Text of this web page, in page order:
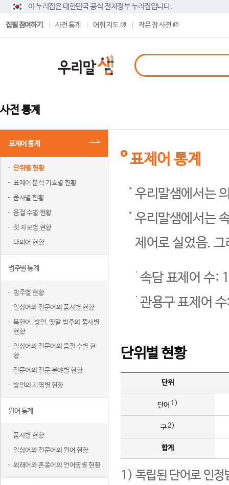
이 누리집은 대한민국 공식 전자정부 누리집입니다.
집필 참여하기 사전 통계 어휘 지도 작은 창 사전
사전 통계
표제어 통계
단위별 현황
표제어 분석 기호별 현황
품사별 현황
음절 수별 현황
첫 자모별 현황
다의어 현황
범주별 통계
범주별 현황
일상어와 전문어의 품사별 현황
북한어, 방언, 옛말 범주의 품사별
현황
일상어와 전문어의 음절 수별 현
황
전문어의 전문 분야별 현황
방언의 지역별 현황
원어 통계
품사별 현황
일상어와 전문어의 원어 현황
외래어와 혼종어의 언어명별 현황
표제어 통계
우리말샘에서는
우리말샘에서는
제어로 실었음.
속담 표제어 수:
관용구 표제어
단위별 현황
단위
단어 1)
구2)
합계
1) 독립된 단어로 인정